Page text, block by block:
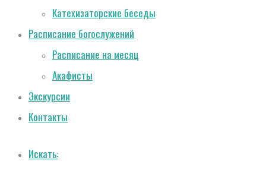
Катехизаторские беседы
Расписание богослужений
Расписание на месяц
Акафисты
Экскурсии
Контакты
Искать: